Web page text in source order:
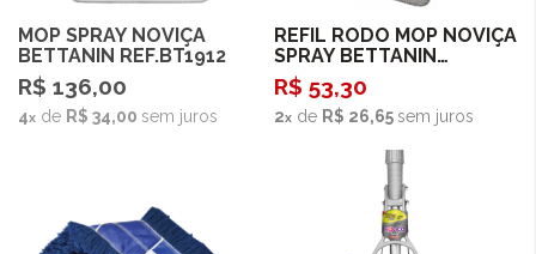
Esgotado
MOP SPRAY NOVIÇA
BETTANIN REF.BT1912
R$ 136,00
4 de R$ 34,00 sem juros
Comprar
REFIL RODO MOP NOVIÇA
SPRAY BETTANIN
REF.BT191R
R$ 53,30
2 de R$ 26,65sem juros